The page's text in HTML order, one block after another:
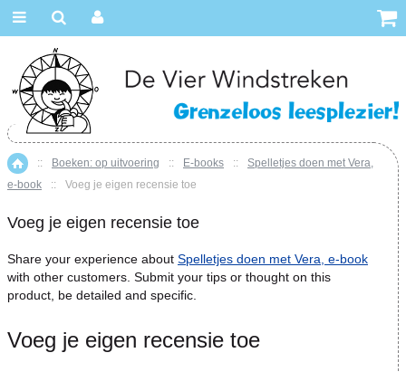
Home
:: Boeken: op uitvoering :: E-books ::
Spelletjes doen met Vera,
e-book
:: Voeg je eigen recensie toe
Voeg je eigen recensie toe
Share your experience about Spelletjes doen met Vera, e-book
with other customers. Submit your tips or thought on this
product, be detailed and specific.
Voeg je eigen recensie toe